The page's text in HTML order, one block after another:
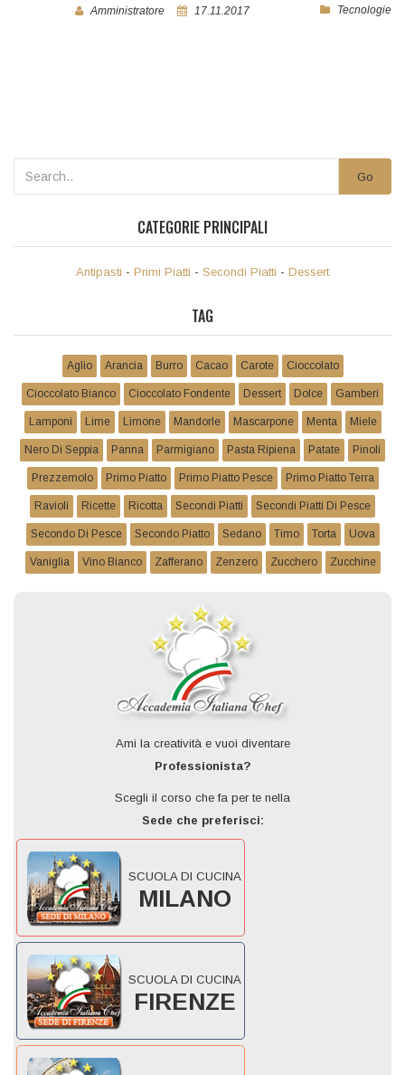
Amministratore 17.11.2017 Tecnologie
Go
CATEGORIE PRINCIPALI
Antipasti - Primi Piatti - Secondi Piatti - Dessert
TAG
Aglio Arancia Burro Cacao Carote Cioccolato
Cioccolato Bianco Cioccolato Fondente Dessert Dolce Gamberi
Lamponi Lime Limone Mandorle Mascarpone Menta Miele
Nero Di Seppia Panna Parmigiano Pasta Ripiena Patate Pinoli
Prezzemolo Primo Piatto Primo Piatto Pesce Primo Piatto Terra
Ravioli Ricette Ricotta Secondi Piatti Secondi Piatti Di Pesce
Secondo Di Pesce Secondo Piatto Sedano Timo Torta Uova
Vaniglia Vino Bianco Zafferano Zenzero Zucchero Zucchine
Ami la creatività e vuoi diventare
Professionista?
Scegli il corso che fa per te nella
Sede che preferisci:
SCUOLA DI CUCINA
MILANO
SCUOLA DI CUCINA
FIRENZE